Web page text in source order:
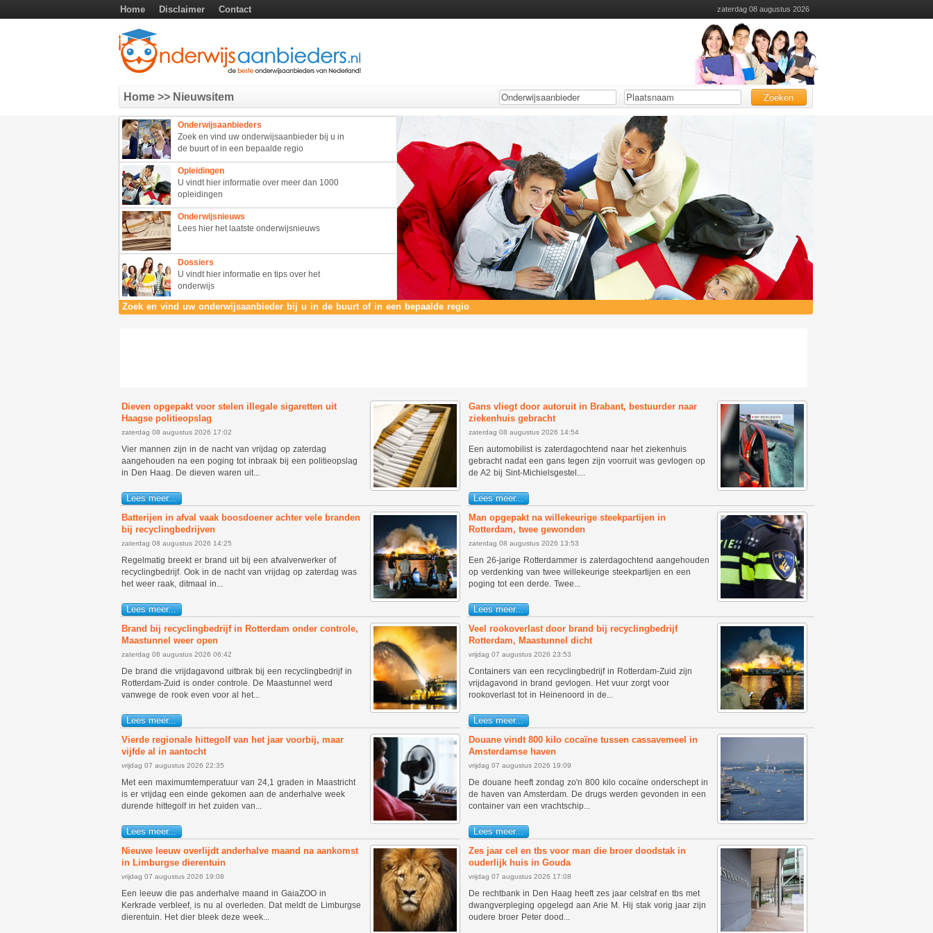
Home Disclaimer Contact zaterdag 08 augustus 2026
Home>> Nieuwsitem Zoeken
Onderwijsaanbieders
Zoek en vind uw onderwijsaanbieder bij u in
de buurt of in een bepaalde regio
Opleidingen
U vindt hier informatie over meer dan 1000
opleidingen
Onderwijsnieuws
Lees hier het laatste onderwijsnieuws
Dossiers
U vindt hier informatie en tips over het
onderwijs
Zoek en vind uw onderwijsaanbieder bij u in de buurt of in een bepaalde regio
Dieven opgepakt voor stelen illegale sigaretten uit
Haagse politieopslag
zaterdag 08 augustus 2026 17:02
Vier mannen zijn in de nacht van vrijdag op zaterdag
aangehouden na een poging tot inbraak bij een politieopslag
in Den Haag. De dieven waren uit...
Lees meer...
Batterijen in afval vaak boosdoener achter vele branden
bij recyclingbedrijven
zaterdag 08 augustus 2026 14:25
Regelmatig breekt er brand uit bij een afvalverwerker of
recyclingbedrijf. Ook in de nacht van vrijdag op zaterdag was
het weer raak, ditmaal in...
Lees meer...
Brand bij recyclingbedrijf in Rotterdam onder controle,
Maastunnel weer open
zaterdag 08 augustus 2026 06:42
De brand die vrijdagavond uitbrak bij een recyclingbedrijf in
Rotterdam-Zuid is onder controle. De Maastunnel werd
vanwege de rook even voor al het...
Lees meer...
Vierde regionale hittegolf van het jaar voorbij, maar
vijfde al in aantocht
vrijdag 07 augustus 2026 22:35
Met een maximumtemperatuur van 24,1 graden in Maastricht
is er vrijdag een einde gekomen aan de anderhalve week
durende hittegolf in het zuiden van...
Lees meer...
Nieuwe leeuw overlijdt anderhalve maand na aankomst
in Limburgse dierentuin
vrijdag 07 augustus 2026 19:08
Een leeuw die pas anderhalve maand in GaiaZOO in
Kerkrade verbleef, is nu al overleden. Dat meldt de Limburgse
dierentuin. Het dier bleek deze week...
Gans vliegt door autoruit in Brabant, bestuurder naar
ziekenhuis gebracht
zaterdag 08 augustus 2026 14:54
Een automobilist is zaterdagochtend naar het ziekenhuis
gebracht nadat een gans tegen zijn voorruit was gevlogen op
de A2 bij Sint-Michielsgestel....
Lees meer...
Man opgepakt na willekeurige steekpartijen in
Rotterdam, twee gewonden
zaterdag 08 augustus 2026 13:53
Een 26-jarige Rotterdammer is zaterdagochtend aangehouden
op verdenking van twee willekeurige steekpartijen en een
poging tot een derde. Twee...
Lees meer...
Veel rookoverlast door brand bij recyclingbedrijf
Rotterdam, Maastunnel dicht
vrijdag 07 augustus 2026 23:53
Containers van een recyclingbedrijf in Rotterdam-Zuid zijn
vrijdagavond in brand gevlogen. Het vuur zorgt voor
rookoverlast tot in Heinenoord in de...
Lees meer...
Douane vindt 800 kilo cocaïne tussen cassavemeel in
Amsterdamse haven
vrijdag 07 augustus 2026 19:09
De douane heeft zondag zo'n 800 kilo cocaïne onderschept in
de haven van Amsterdam. De drugs werden gevonden in een
container van een vrachtschip...
Lees meer...
Zes jaar cel en tbs voor man die broer doodstak in
ouderlijk huis in Gouda
vrijdag 07 augustus 2026 17:08
De rechtbank in Den Haag heeft zes jaar celstraf en tbs met
dwangverpleging opgelegd aan Arie M. Hij stak vorig jaar zijn
oudere broer Peter dood...